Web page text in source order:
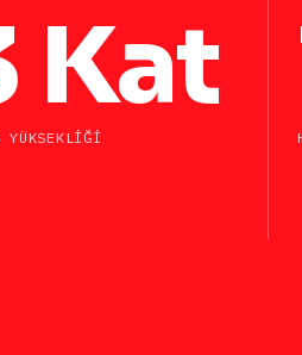
Kat
YÜKSEKLIĞI